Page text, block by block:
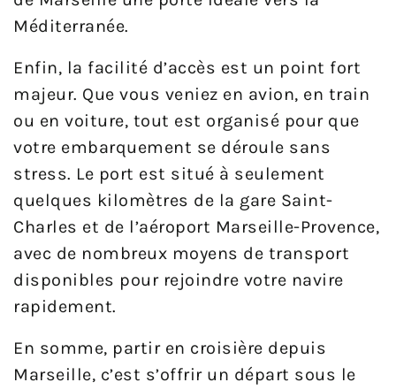
Méditerranée.
Enfin, la facilité d’accès est un point fort
majeur. Que vous veniez en avion, en train
ou en voiture, tout est organisé pour que
votre embarquement se déroule sans
stress. Le port est situé à seulement
quelques kilomètres de la gare Saint-
Charles et de l’aéroport Marseille-Provence,
avec de nombreux moyens de transport
disponibles pour rejoindre votre navire
rapidement.
En somme, partir en croisière depuis
Marseille, c’est s’offrir un départ sous le